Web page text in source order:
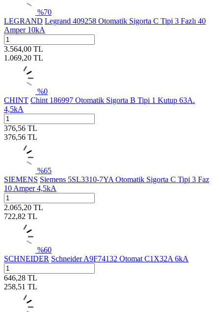
%70
LEGRAND Legrand 409258 Otomatik Sigorta C Tipi 3 Fazlı 40
Amper 10kA
3.564,00 TL
1.069,20 TL
%0
CHINT Chint 186997 Otomatik Sigorta B Tipi 1 Kutup 63A.
4,5kA
376,56 TL
376,56 TL
%65
SIEMENS Siemens 5SL3310-7YA Otomatik Sigorta C Tipi 3 Faz
10 Amper 4,5kA
2.065,20 TL
722,82 TL
%60
SCHNEIDER Schneider A9F74132 Otomat C1X32A 6kA
646,28 TL
258,51 TL